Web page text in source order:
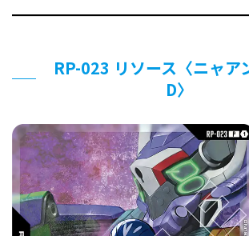
RP-023 リソース〈ニャア
D〉